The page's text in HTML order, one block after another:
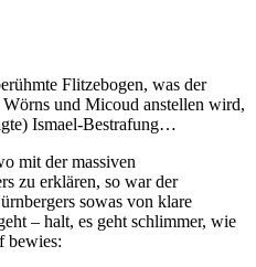
Flitzebogen, was der
und Micoud anstellen wird,
Ismael-Bestrafung…
mit der massiven
zu erklären, so war der
sowas von klare
– halt, es geht schlimmer, wie
bewies: